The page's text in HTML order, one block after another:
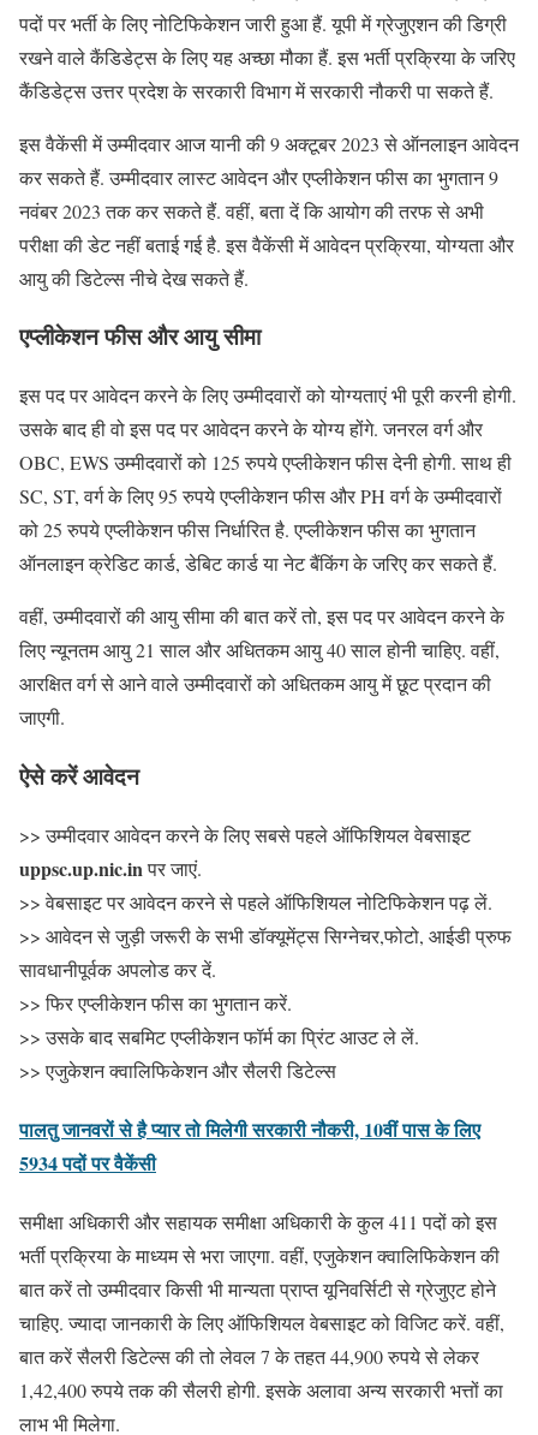
पदों पर भर्ती के लिए नोटिफिकेशन जारी हुआ हैं. यूपी में ग्रेजुएशन की डिग्री
रखने वाले कैंडिडेट्स के लिए यह अच्छा मौका हैं. इस भर्ती प्रक्रिया के जरिए
कैंडिडेट्स उत्तर प्रदेश के सरकारी विभाग में सरकारी नौकरी पा सकते हैं.
इस वैकेंसी में उम्मीदवार आज यानी की 9 अक्टूबर 2023 से ऑनलाइन आवेदन
कर सकते हैं. उम्मीदवार लास्ट आवेदन और एप्लीकेशन फीस का भुगतान 9
नवंबर 2023 तक कर सकते हैं. वहीं, बता दें कि आयोग की तरफ से अभी
परीक्षा की डेट नहीं बताई गई है. इस वैकेंसी में आवेदन प्रक्रिया, योग्यता और
आयु की डिटेल्स नीचे देख सकते हैं.
एप्लीकेशन फीस और आयु सीमा
इस पद पर आवेदन करने के लिए उम्मीदवारों को योग्यताएं भी पूरी करनी होगी.
उसके बाद ही वो इस पद पर आवेदन करने के योग्य होंगे. जनरल वर्ग और
OBC, EWS उम्मीदवारों को 125 रुपये एप्लीकेशन फीस देनी होगी. साथ ही
SC, ST, वर्ग के लिए 95 रुपये एप्लीकेशन फीस और PH वर्ग के उम्मीदवारों
को 25 रुपये एप्लीकेशन फीस निर्धारित है. एप्लीकेशन फीस का भुगतान
ऑनलाइन क्रेडिट कार्ड, डेबिट कार्ड या नेट बैंकिंग के जरिए कर सकते हैं.
वहीं, उम्मीदवारों की आयु सीमा की बात करें तो, इस पद पर आवेदन करने के
लिए न्यूनतम आयु 21 साल और अधितकम आयु 40 साल होनी चाहिए. वहीं,
आरक्षित वर्ग से आने वाले उम्मीदवारों को अधितकम आयु में छूट प्रदान की
जाएगी.
ऐसे करें आवेदन
>> उम्मीदवार आवेदन करने के लिए सबसे पहले ऑफिशियल वेबसाइट
uppsc.up.nic.inपर जाएं.
>> वेबसाइट पर आवेदन करने से पहले ऑफिशियल नोटिफिकेशन पढ़ लें.
>> आवेदन से जुड़ी जरूरी के सभी डॉक्यूमेंट्स सिग्नेचर,फोटो, आईडी प्रुफ
सावधानीपूर्वक अपलोड कर दें.
>> फिर एप्लीकेशन फीस का भुगतान करें.
>> उसके बाद सबमिट एप्लीकेशन फॉर्म का प्रिंट आउट ले लें.
>> एजुकेशन क्वालिफिकेशन और सैलरी डिटेल्स
पालतु जानवरों से है प्यार तो मिलेगी सरकारी नौकरी, 10वीं पास के लिए
5934 पदों पर वैकेंसी
समीक्षा अधिकारी और सहायक समीक्षा अधिकारी के कुल 411 पदों को इस
भर्ती प्रक्रिया के माध्यम से भरा जाएगा. वहीं, एजुकेशन क्वालिफिकेशन की
बात करें तो उम्मीदवार किसी भी मान्यता प्राप्त यूनिवर्सिटी से ग्रेजुएट होने
चाहिए. ज्यादा जानकारी के लिए ऑफिशियल वेबसाइट को विजिट करें. वहीं,
बात करें सैलरी डिटेल्स की तो लेवल 7 के तहत 44,900 रुपये से लेकर
1,42,400 रुपये तक की सैलरी होगी. इसके अलावा अन्य सरकारी भत्तों का
लाभ भी मिलेगा.